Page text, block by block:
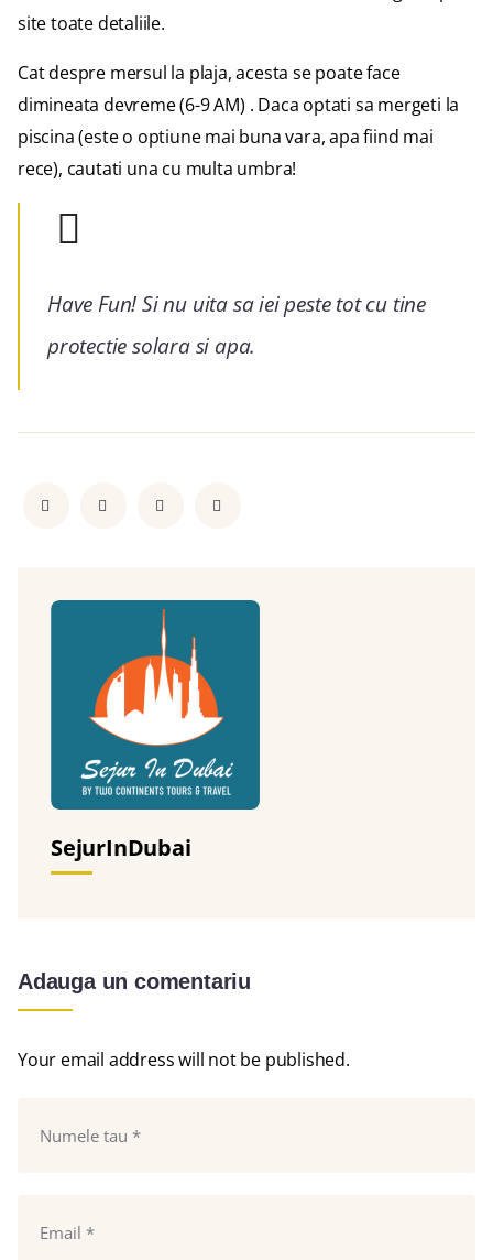
site toate detaliile.
Cat despre mersul la plaja, acesta se poate face
dimineata devreme (6-9 AM) . Daca optati sa mergeti la
piscina (este o optiune mai buna vara, apa fiind mai
rece), cautati una cu multa umbra!
Have Fun! Si nu uita sa iei peste tot cu tine
protectie solara si apa.
SejurInDubai
Adauga un comentariu
Your email address will not be published.